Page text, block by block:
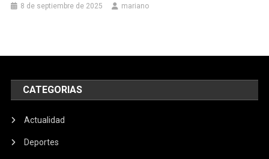
8 de septiembre de 2025 mariano
CATEGORIAS
Actualidad
Deportes